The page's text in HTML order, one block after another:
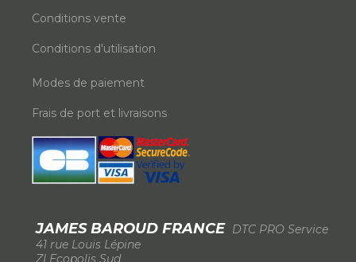
Conditions vente
Conditions d'utilisation
Modes de paiement
Frais de port et livraisons
JAMES BAROUD FRANCE DTC PRO Service
-
41 rue Louis Lépine
-
ZI Ecopolis Sud